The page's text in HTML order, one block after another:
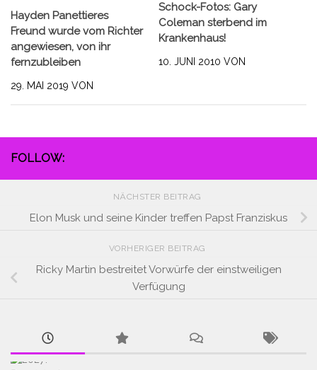
Hayden Panettieres
Freund wurde vom Richter
angewiesen, von ihr
fernzubleiben
29. MAI 2019 VON
Schock-Fotos: Gary
Coleman sterbend im
Krankenhaus!
10. JUNI 2010 VON
FOLLOW:
NÄCHSTER BEITRAG
Elon Musk und seine Kinder treffen Papst Franziskus
VORHERIGER BEITRAG
Ricky Martin bestreitet Vorwürfe der einstweiligen
Verfügung